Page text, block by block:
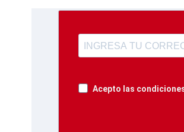
Acepto las